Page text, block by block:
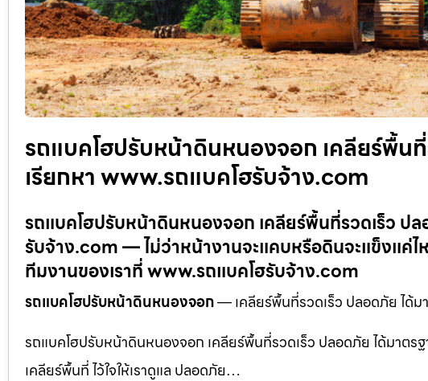
รถแบคโฮปรับหน้าดินหนองจอก เคลียร์พื้น
เรียกหา www.รถแบคโฮรับจ้าง.com
รถแบคโฮปรับหน้าดินหนองจอก เคลียร์พื้นที่รวดเร็ว ป
รับจ้าง.com — ไม่ว่าหน้างานจะแคบหรือดินจะแข็งแค่
ทีมงานของเราที่ www.รถแบคโฮรับจ้าง.com
รถแบคโฮปรับหน้าดินหนองจอก— เคลียร์พื้นที่รวดเร็ว ปลอดภัย ได้
รถแบคโฮปรับหน้าดินหนองจอก เคลียร์พื้นที่รวดเร็ว ปลอดภัย ได้มาต
เคลียร์พื้นที่ ไว้ใจให้เราดูแล ปลอดภัย…